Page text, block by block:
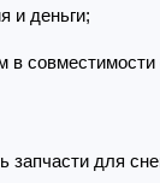
и деньги;
в
запчасти для